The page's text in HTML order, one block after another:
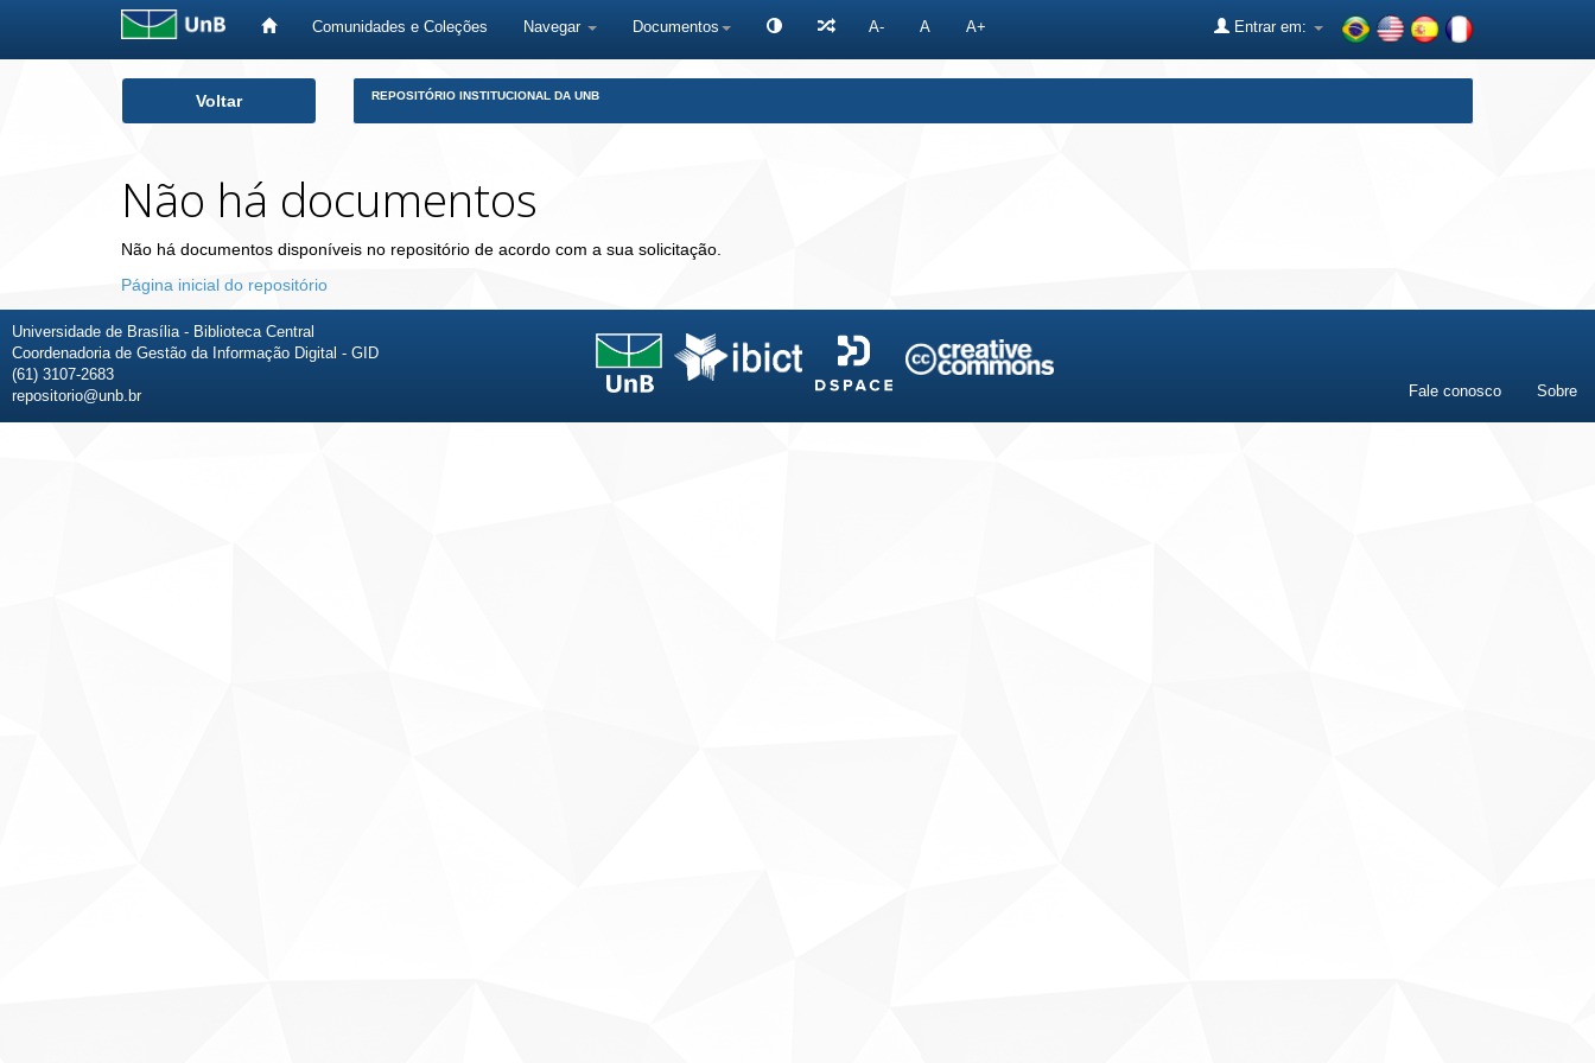
Comunidades e Coleções Navegar Documentos A- A A+ Entrar em:
Voltar REPOSITÓRIO INSTITUCIONAL DA UNB
Não há documentos
Não há documentos disponíveis no repositório de acordo com a sua solicitação.
Página inicial do repositório
Universidade de Brasília - Biblioteca Central
Coordenadoria de Gestão da Informação Digital - GID
(61) 3107-2683
repositorio@unb.br
Fale conosco Sobre